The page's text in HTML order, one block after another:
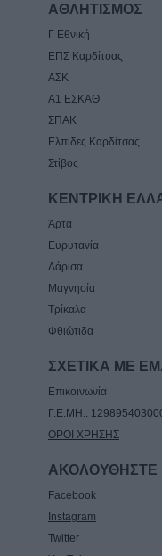
ΑΘΛΗΤΙΣΜΟΣ
Γ Εθνική
ΕΠΣ Καρδίτσας
ΑΣΚ
Α1 ΕΣΚΑΘ
ΣΠΑΚ
Ελπίδες Καρδίτσας
Στίβος
ΚΕΝΤΡΙΚΗ
Άρτα
Ευρυτανία
Λάρισα
Μαγνησία
Τρίκαλα
Φθιώτιδα
ΣΧΕΤΙΚΑ ΜΕ
Επικοινωνία
Γ.Ε.ΜΗ.:
ΟΡΟΙ ΧΡΗΣΗΣ
ΑΚΟΛΟΥΘΗΣΤΕ
Facebook
Instagram
Twitter